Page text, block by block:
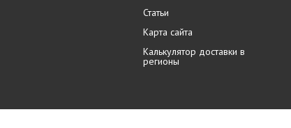
Статьи
Карта сайта
Калькулятор доставки в
регионы